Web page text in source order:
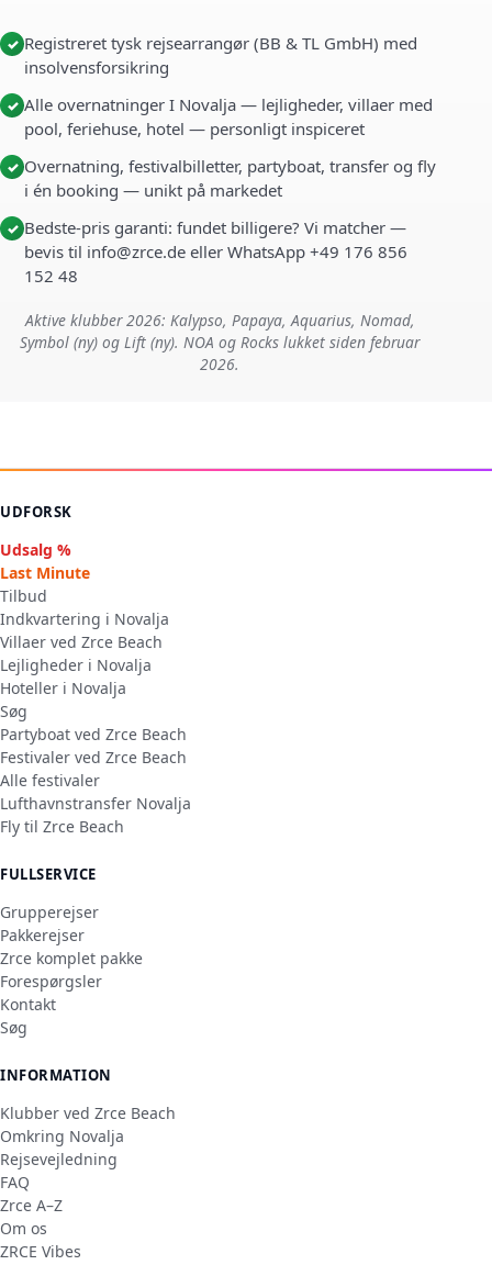
✓ Registreret tysk rejsearrangør (BB & TL GmbH) med
insolvensforsikring
✓ Alle overnatninger I Novalja — lejligheder, villaer med
pool, feriehuse, hotel — personligt inspiceret
✓ Overnatning, festivalbilletter, partyboat, transfer og fly
i én booking — unikt på markedet
✓ Bedste-pris garanti: fundet billigere? Vi matcher —
bevis til info@zrce.de eller WhatsApp +49 176 856
152 48
Aktive klubber 2026: Kalypso, Papaya, Aquarius, Nomad,
Symbol (ny) og Lift (ny). NOA og Rocks lukket siden februar
2026.
UDFORSK
Udsalg %
Last Minute
Tilbud
Indkvartering i Novalja
Villaer ved Zrce Beach
Lejligheder i Novalja
Hoteller i Novalja
Søg
Partyboat ved Zrce Beach
Festivaler ved Zrce Beach
Alle festivaler
Lufthavnstransfer Novalja
Fly til Zrce Beach
FULLSERVICE
Grupperejser
Pakkerejser
Zrce komplet pakke
Forespørgsler
Kontakt
Søg
INFORMATION
Klubber ved Zrce Beach
Omkring Novalja
Rejsevejledning
FAQ
Zrce A–Z
Om os
ZRCE Vibes